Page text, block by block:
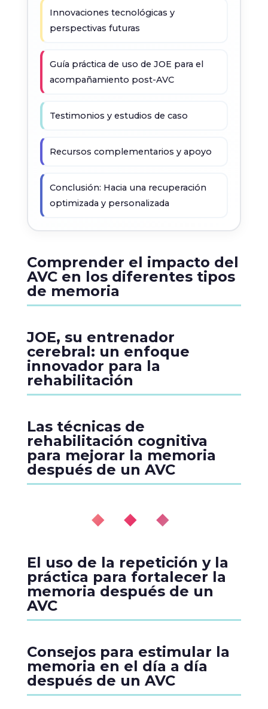
Innovaciones tecnológicas y
perspectivas futuras
Guía práctica de uso de JOE para el
acompañamiento post-AVC
Testimonios y estudios de caso
Recursos complementarios y apoyo
Conclusión: Hacia una recuperación
optimizada y personalizada
Comprender el impacto del
AVC en los diferentes tipos
de memoria
JOE, su entrenador
cerebral: un enfoque
innovador para la
rehabilitación
Las técnicas de
rehabilitación cognitiva
para mejorar la memoria
después de un AVC
◆ ◆ ◆
El uso de la repetición y la
práctica para fortalecer la
memoria después de un
AVC
Consejos para estimular la
memoria en el día a día
después de un AVC